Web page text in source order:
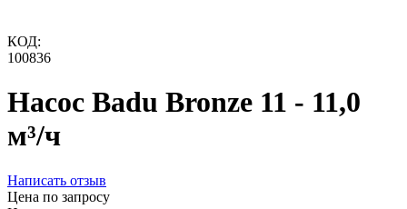
КОД:
100836
Насос Badu Bronze 11 - 11,0
м³/ч
Написать отзыв
Цена по запросу